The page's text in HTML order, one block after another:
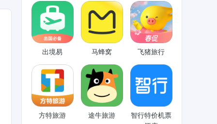
出境易 马蜂窝 飞猪旅行
方特旅游 途牛旅游
智行特价机票